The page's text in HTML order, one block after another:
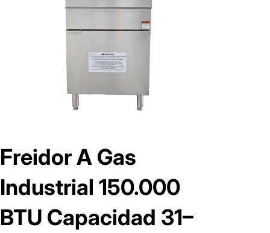
Freidor A Gas
Industrial 150.000
BTU Capacidad 31–